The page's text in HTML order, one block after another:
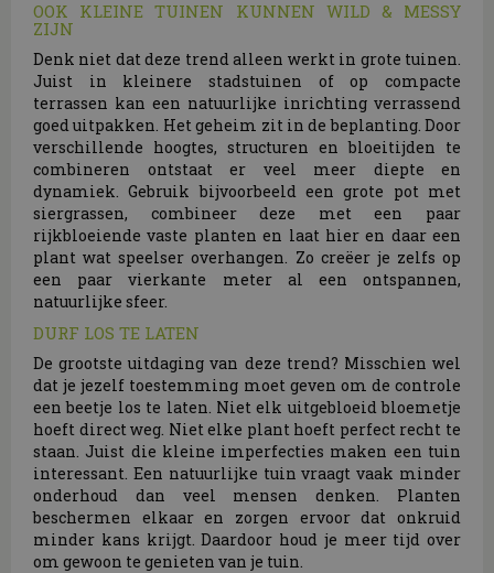
OOK KLEINE TUINEN KUNNEN WILD & MESSY
ZIJN
Denk niet dat deze trend alleen werkt in grote tuinen.
Juist in kleinere stadstuinen of op compacte
terrassen kan een natuurlijke inrichting verrassend
goed uitpakken. Het geheim zit in de beplanting. Door
verschillende hoogtes, structuren en bloeitijden te
combineren ontstaat er veel meer diepte en
dynamiek. Gebruik bijvoorbeeld een grote pot met
siergrassen, combineer deze met een paar
rijkbloeiende vaste planten en laat hier en daar een
plant wat speelser overhangen. Zo creëer je zelfs op
een paar vierkante meter al een ontspannen,
natuurlijke sfeer.
DURF LOS TE LATEN
De grootste uitdaging van deze trend? Misschien wel
dat je jezelf toestemming moet geven om de controle
een beetje los te laten. Niet elk uitgebloeid bloemetje
hoeft direct weg. Niet elke plant hoeft perfect recht te
staan. Juist die kleine imperfecties maken een tuin
interessant. Een natuurlijke tuin vraagt vaak minder
onderhoud dan veel mensen denken. Planten
beschermen elkaar en zorgen ervoor dat onkruid
minder kans krijgt. Daardoor houd je meer tijd over
om gewoon te genieten van je tuin.